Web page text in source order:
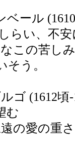
ベール
らい、不
この苦し
そう。
ゴ (1612
む
の愛の重